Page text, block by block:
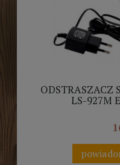
ODSTRASZACZ
LS-927M